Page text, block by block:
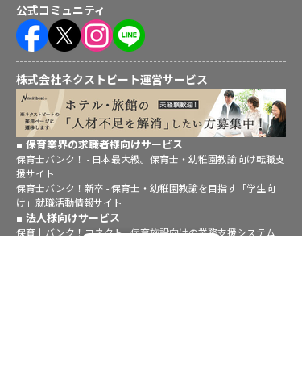
公式コミュニティ
株式会社ネクストビート運営サービス
保育業界の求職者様向けサービス
保育士バンク！ - 日本最大級。保育士・幼稚園教諭向け転職支
援サイト
保育士バンク！新卒 - 保育士・幼稚園教諭を目指す「学生向
け」就職活動情報サイト
法人様向けサービス
保育士バンク！コネクト - 保育施設向けの業務支援システム